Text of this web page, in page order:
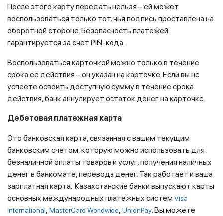
После этого карту передать нельзя – ей может
воспользоваться только тот, чья подпись проставлена на
оборотной стороне. Безопасность платежей
гарантируется за счет PIN-кода.
Воспользоваться карточкой можно только в течение
срока ее действия – он указан на карточке. Если вы не
успеете освоить доступную сумму в течение срока
действия, банк аннулирует остаток денег на карточке.
Дебетовая платежная карта
Это банковская карта, связанная с вашим текущим
банковским счетом, которую можно использовать для
безналичной оплаты товаров и услуг, получения наличных
денег в банкомате, перевода денег. Так работает и ваша
зарплатная карта. Казахстанские банки выпускают карты
основных международных платежных систем Visa
International, MasterCard Worldwide, UnionPay . Вы можете